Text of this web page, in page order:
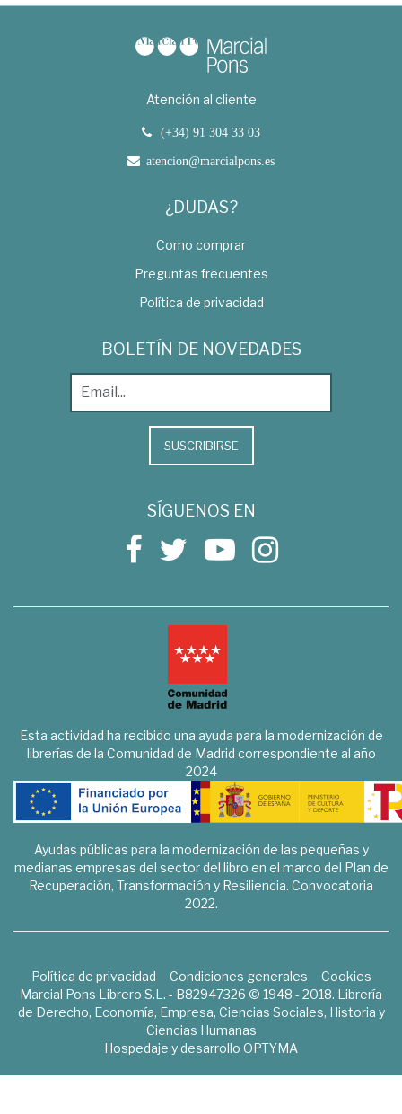
Atención al cliente
(+34) 91 304 33 03
atencion@marcialpons.es
¿DUDAS?
Como comprar
Preguntas frecuentes
Política de privacidad
BOLETÍN DE NOVEDADES
SUSCRIBIRSE
SÍGUENOS EN
Esta actividad ha recibido una ayuda para la modernización de
librerías de la Comunidad de Madrid correspondiente al año
2024
Ayudas públicas para la modernización de las pequeñas y
medianas empresas del sector del libro en el marco del Plan de
Recuperación, Transformación y Resiliencia. Convocatoria
2022.
Política de privacidad Condiciones generales
Cookies
Marcial Pons Librero S.L. - B82947326 © 1948 - 2018. Librería
de Derecho, Economía, Empresa, Ciencias Sociales, Historia y
Ciencias Humanas
Hospedaje y desarrollo OPTYMA